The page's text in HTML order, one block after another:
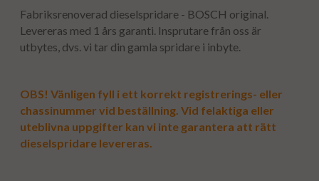
Fabriksrenoverad dieselspridare - BOSCH original.
Levereras med 1 års garanti. Insprutare från oss är
utbytes, dvs. vi tar din gamla spridare i inbyte.
OBS! Vänligen fyll i ett korrekt registrerings- eller
chassinummer vid beställning. Vid felaktiga eller
uteblivna uppgifter kan vi inte garantera att rätt
dieselspridare levereras.